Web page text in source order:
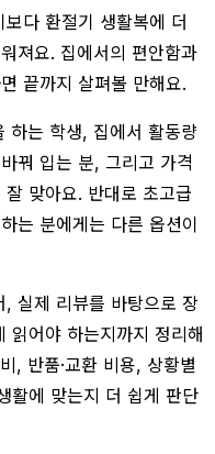
다 환절기 생활복에 더
져요. 집에서의 편안함과
끝까지 살펴볼 만해요.
하는 학생, 집에서 활동량
꿔 입는 분, 그리고 가격
맞아요. 반대로 초고급
는 분에게는 다른 옵션이
실제 리뷰를 바탕으로 장
읽어야 하는지까지 정리해
, 반품·교환 비용, 상황별
활에 맞는지 더 쉽게 판단